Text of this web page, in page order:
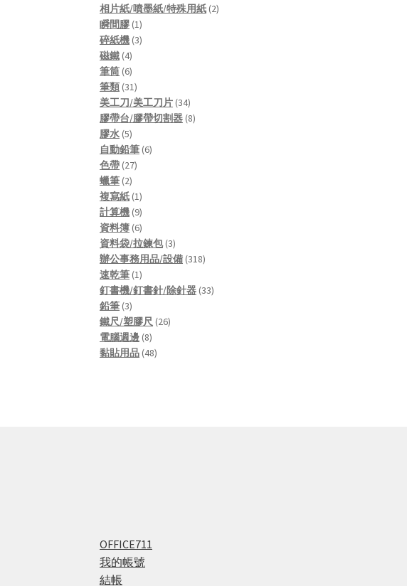
products
相片紙/噴墨紙/特殊用紙 22
瞬間膠 11
product
碎紙機 33
磁鐵 44
products
筆筒 66
products
筆類 3131
products
美工刀/美工刀片 3434
products
膠帶台/膠帶切割器 88
膠水 55
products
自動鉛筆 66
色帶 2727
蠟筆 22
products
複寫紙 11
product
計算機 99
products
資料簿 66
products
資料袋/拉鍊包 33
products
辦公事務用品/設備 318318
速乾筆 11
product
釘書機/釘書針/除針器 3333
鉛筆 33
products
鐵尺/塑膠尺 2626
電腦週邊 88
products
黏貼用品 4848
OFFICE711
我的帳號
結帳